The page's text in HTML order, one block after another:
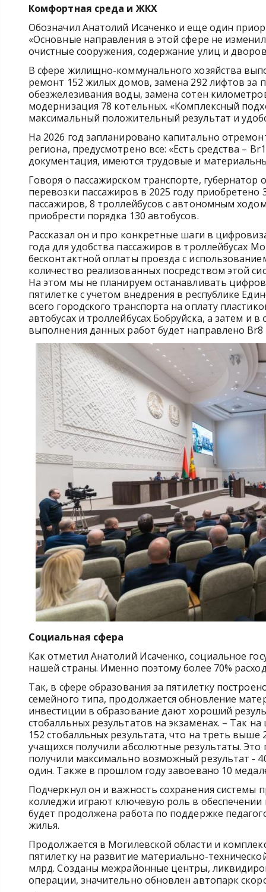
Комфортная среда и ЖКХ
Обозначил Анатолий Исаченко и еще один
«Основные направления в этой сфере не
очистные сооружения, содержание улиц и
В сфере жилищно-коммунального хозяйства
ремонт 152 жилых домов, замена 292 лифтов за
обезжелезивания воды, замена сотен
модернизация 78 котельных. «Комплексный
максимальный положительный результат и
На 2026 год запланировано капитально
региона, предусмотрено все: «Есть средства –
документация, имеются трудовые и
Говоря о пассажирском транспорте,
перевозки пассажиров в 2025 году
пассажиров, 8 троллейбусов с автономным
приобрести порядка 130 автобусов.
Рассказал он и про конкретные шаги в
года для удобства пассажиров в троллейбусах
бесконтактной оплаты проезда с
количество реализованных посредством этой
На этом мы не планируем останавливать
пятилетке с учетом внедрения в республике
всего городского транспорта на оплату
автобусах и троллейбусах Бобруйска, а затем и
выполнения данных работ будет направлено
Социальная сфера
Как отметил Анатолий Исаченко, социальное
нашей страны. Именно поэтому более 70%
Так, в сфере образования за пятилетку
семейного типа, продолжается обновление
инвестиции в образование дают хороший
стобалльных результатов на экзаменах. – Так
152 стобалльных результата, что на треть
учащихся получили абсолютные результаты.
получили максимально возможный результат -
один. Также в прошлом году завоевано 10
Подчеркнул он и важность сохранения системы
колледжи играют ключевую роль в
будет продолжена работа по поддержке
жилья.
Продолжается в Могилевской области и
пятилетку на развитие материально-
млрд. Созданы межрайонные центры,
операции, значительно обновлен автопарк